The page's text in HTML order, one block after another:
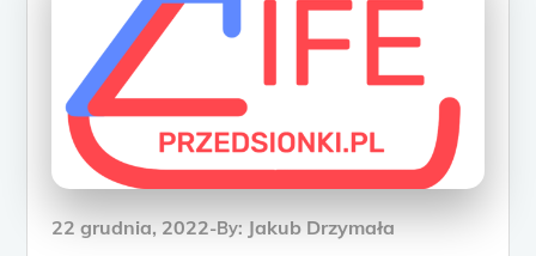
22 grudnia, 2022 By: Jakub Drzymała